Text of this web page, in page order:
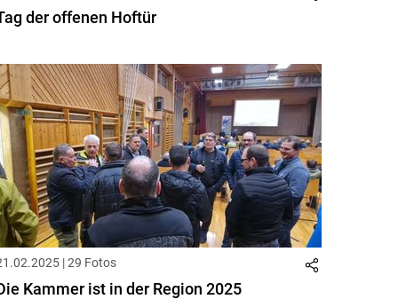
der offenen Hoftür
| 29 Fotos
Kammer ist in der Region 2025